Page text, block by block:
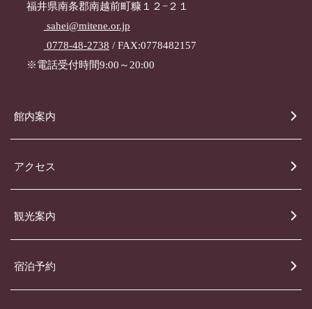
福井県南条郡南越前町糠１２−２１
sahei@mitene.or.jp
0778-48-2738 / FAX:0778482157
※電話受付時間9:00～20:00
館内案内
アクセス
観光案内
宿泊予約